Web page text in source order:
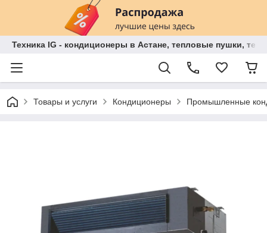
Техника IG - кондиционеры в Астане, тепловые пушки,
Товары и услуги Кондиционеры Промышленные